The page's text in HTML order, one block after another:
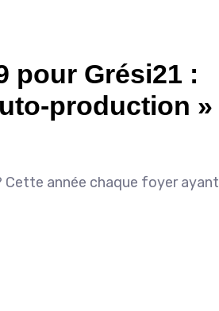
pour Grési21 :
production »
année chaque foyer ayant